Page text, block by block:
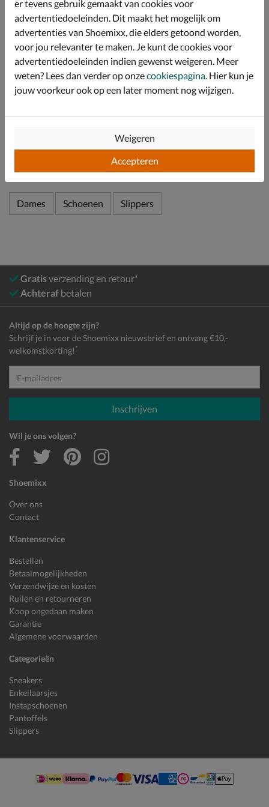
aangenaam fris en droog tijdens het lopen.
De robuuste profielzool met een kurk-look tussenzool
biedt uitstekende grip en stabiliteit op verschillende
ondergronden. De lichte plateauzool zorgt bovendien
voor een fijne demping en extra hoogte zonder in te
leveren op loopgemak.
Specificaties
Bekijk meer
Dames Schoenen Slippers
Gratisverzending en retour*
Achteraf betalen
Shoemixx
Over ons
Contact
Klantenservice
Bestellen
Betaalmogelijkheden
Verzendwijze en kosten
Ruilen en retourneren
Koop ongedaan maken
Garantie
Algemene voorwaarden
Categorieën
Sneakers
Enkellaarsjes
Instapschoenen
Pantoffels
Slippers
Altijd op de hoogte zijn?
Schrijf je in voor de Shoemixx nieuwsbrief en ontvang €10,-
welkomstkorting! *
E-mailadres
Inschrijven
Wil je ons volgen?
er tevens gebruik gemaakt van cookies voor
advertentiedoeleinden. Dit maakt het mogelijk om
advertenties van Shoemixx, die elders getoond worden,
voor jou relevanter te maken. Je kunt de cookies voor
advertentiedoeleinden indien gewenst weigeren. Meer
weten? Lees dan verder op onzecookiespagina. Hier kun je
jouw voorkeur ook op een later moment nog wijzigen.
Accepteren
Weigeren